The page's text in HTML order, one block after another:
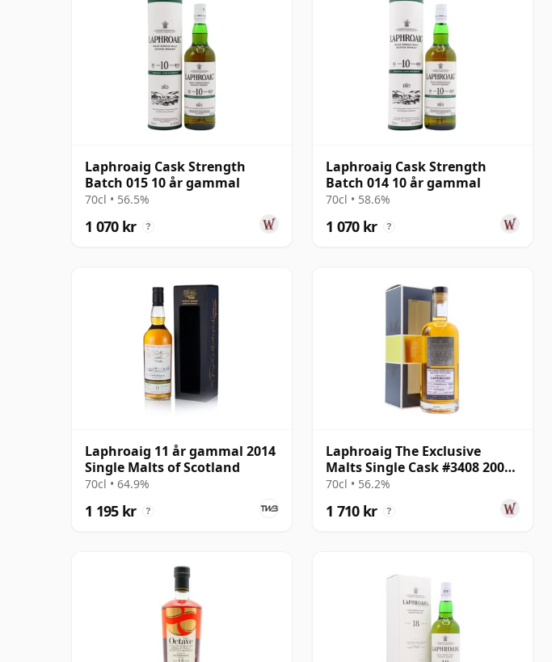
Laphroaig Cask Strength
Batch 015 10 år gammal
70cl • 56.5%
1 070 kr ?
Laphroaig Cask Strength
Batch 014 10 år gammal
70cl • 58.6%
1 070 kr ?
Laphroaig 11 år gammal 2014
Single Malts of Scotland
70cl • 64.9%
1 195 kr ?
Laphroaig The Exclusive
Malts Single Cask #3408 2005
12 år gammal
70cl • 56.2%
1 710 kr ?